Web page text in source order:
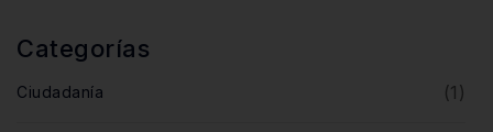
Categorías
Ciudadanía (1)